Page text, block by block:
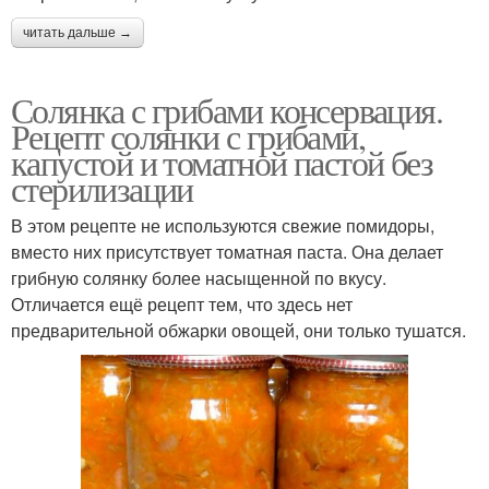
читать дальше →
Солянка с грибами консервация.
Рецепт солянки с грибами,
капустой и томатной пастой без
стерилизации
В этом рецепте не используются свежие помидоры,
вместо них присутствует томатная паста. Она делает
грибную солянку более насыщенной по вкусу.
Отличается ещё рецепт тем, что здесь нет
предварительной обжарки овощей, они только тушатся.